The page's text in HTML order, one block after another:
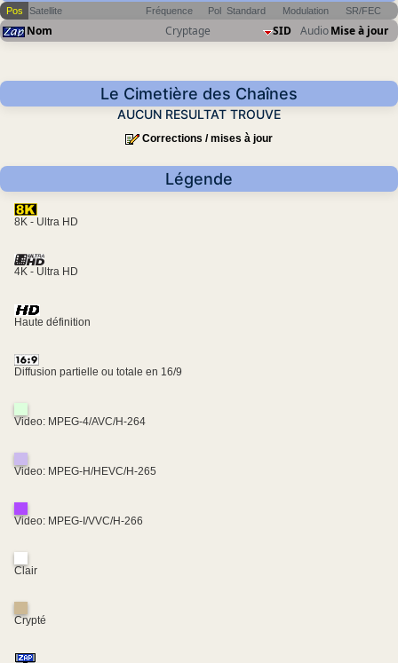
Pos Satellite Fréquence Pol Standard Modulation SR/FEC
Nom Cryptage SID AudioMise à jour
Le Cimetière des Chaînes
AUCUN RESULTAT TROUVE
Corrections / mises à jour
Légende
8K - Ultra HD
4K - Ultra HD
Haute définition
Diffusion partielle ou totale en 16/9
Video: MPEG-4/AVC/H-264
Video: MPEG-H/HEVC/H-265
Video: MPEG-I/VVC/H-266
Clair
Crypté